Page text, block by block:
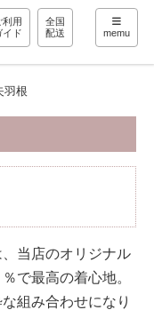
利用
イド
全国
配送
memu
羽根
当店のオリジナル
で最高の着心地。
組み合わせになり